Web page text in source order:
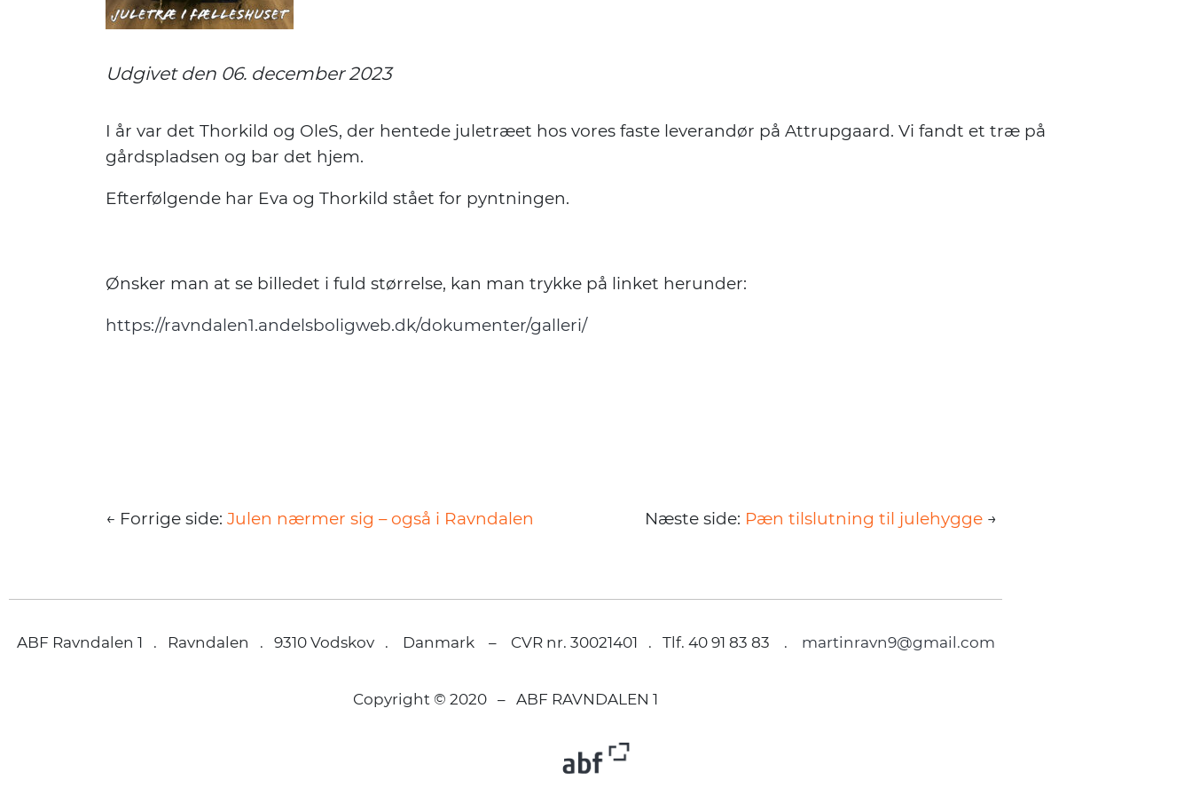
Udgivet den 06. december 2023
I år var det Thorkild og OleS, der hentede juletræet hos vores faste leverandør på Attrupgaard. Vi fandt et træ på
gårdspladsen og bar det hjem.
Efterfølgende har Eva og Thorkild stået for pyntningen.
Ønsker man at se billedet i fuld størrelse, kan man trykke på linket herunder:
https://ravndalen1.andelsboligweb.dk/dokumenter/galleri/
← Forrige side: Julen nærmer sig – også i Ravndalen Næste side: Pæn tilslutning til julehygge →
ABF Ravndalen 1 . Ravndalen . 9310 Vodskov . Danmark – CVR nr. 30021401 . Tlf. 40 91 83 83 . martinravn9@gmail.com
Copyright © 2020 – ABF RAVNDALEN 1